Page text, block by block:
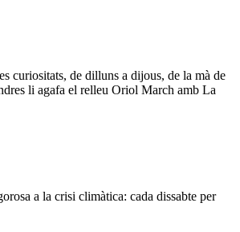
curiositats, de dilluns a dijous, de la mà de
li agafa el relleu Oriol March amb La
a la crisi climàtica: cada dissabte per